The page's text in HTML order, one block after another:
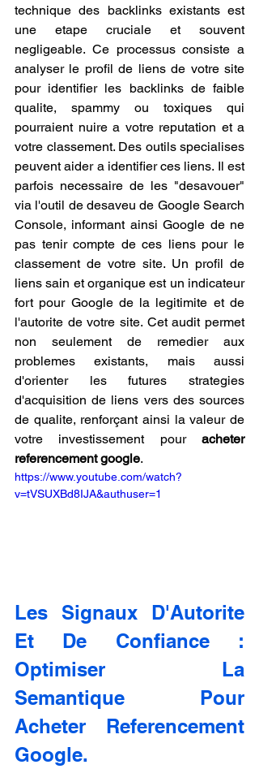
technique des backlinks existants est
une etape cruciale et souvent
negligeable. Ce processus consiste a
analyser le profil de liens de votre site
pour identifier les backlinks de faible
qualite, spammy ou toxiques qui
pourraient nuire a votre reputation et a
votre classement. Des outils specialises
peuvent aider a identifier ces liens. Il est
parfois necessaire de les "desavouer"
via l'outil de desaveu de Google Search
Console, informant ainsi Google de ne
pas tenir compte de ces liens pour le
classement de votre site. Un profil de
liens sain et organique est un indicateur
fort pour Google de la legitimite et de
l'autorite de votre site. Cet audit permet
non seulement de remedier aux
problemes existants, mais aussi
d'orienter les futures strategies
d'acquisition de liens vers des sources
de qualite, renforçant ainsi la valeur de
votre investissement pour acheter
referencement google.
https://www.youtube.com/watch?
v=tVSUXBd8IJA&authuser=1
Les Signaux D'Autorite
Et De Confiance :
Optimiser La
Semantique Pour
Acheter Referencement
Google.